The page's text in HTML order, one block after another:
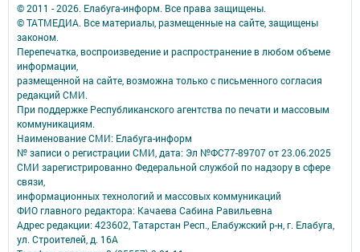
© 2011 - 2026. Елабуга-информ. Все права защищены.
© ТАТМЕДИА. Все материалы, размещенные на сайте, защищены
законом.
Перепечатка, воспроизведение и распространение в любом объеме
информации,
размещенной на сайте, возможна только с письменного согласия
редакций СМИ.
При поддержке Республиканского агентства по печати и массовым
коммуникациям.
Наименование СМИ: Елабуга-информ
№ записи о регистрации СМИ, дата: Эл №ФС77-89707 от 23.06.2025
СМИ зарегистрированно Федеральной службой по надзору в сфере
связи,
информационных технологий и массовых коммуникаций
ФИО главного редактора: Качаева Сабина Равильевна
Адрес редакции: 423602, Татарстан Респ., Елабужский р-н, г. Елабуга,
ул. Строителей, д. 16А